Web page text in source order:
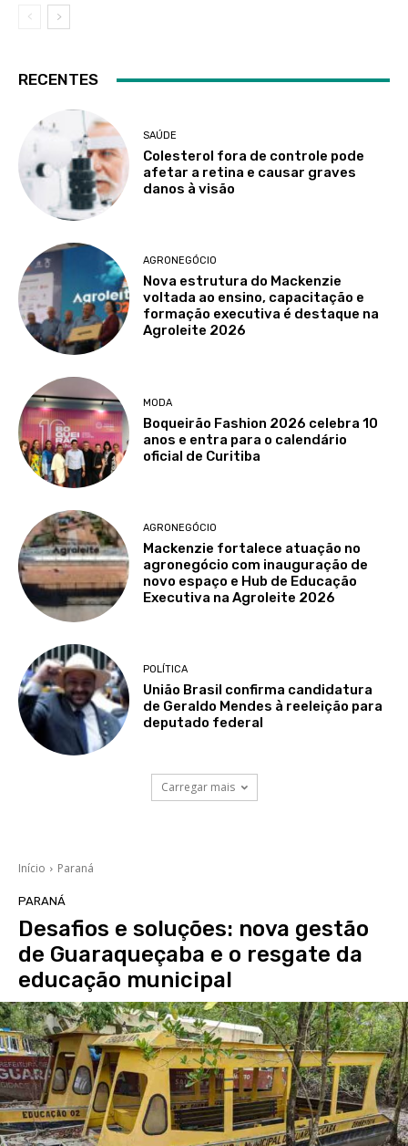
RECENTES
SAÚDE
Colesterol fora de controle pode
afetar a retina e causar graves
danos à visão
AGRONEGÓCIO
Nova estrutura do Mackenzie
voltada ao ensino, capacitação e
formação executiva é destaque na
Agroleite 2026
MODA
Boqueirão Fashion 2026 celebra 10
anos e entra para o calendário
oficial de Curitiba
AGRONEGÓCIO
Mackenzie fortalece atuação no
agronegócio com inauguração de
novo espaço e Hub de Educação
Executiva na Agroleite 2026
POLÍTICA
União Brasil confirma candidatura
de Geraldo Mendes à reeleição para
deputado federal
Carregar mais